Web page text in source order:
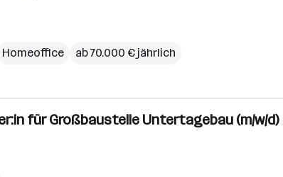
Homeoffice ab 70.000 € jährlich
für Großbaustelle Untertagebau (m/w/d)